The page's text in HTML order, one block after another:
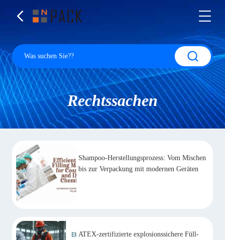
Rechtssachen
Shampoo-Herstellungsprozess: Vom Mischen
bis zur Verpackung mit modernen Geräten
ATEX-zertifizierte explosionssichere Füll-